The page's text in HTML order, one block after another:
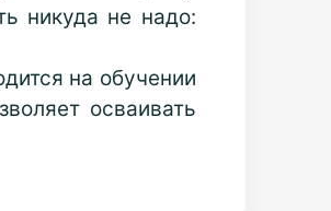
никуда не надо:
на обучении
осваивать